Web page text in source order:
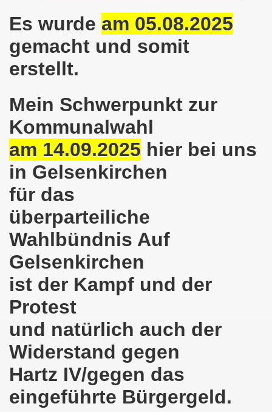
Es wurde am 05.08.2025
gemacht und somit
erstellt.
Mein Schwerpunkt zur
Kommunalwahl
am 14.09.2025 hier bei uns
in Gelsenkirchen
für das
überparteiliche
Wahlbündnis Auf
Gelsenkirchen
ist der Kampf und der
Protest
und natürlich auch der
Widerstand gegen
Hartz IV/gegen das
eingeführte Bürgergeld.
21 Jahre Gelsenkirchener Montagsdemo-
in Gelsenkirchen und es ist zeitgleich am
Bewegung hier bei uns in der Gelsenkirchener
Gelsenkirchener(innen) spenden 523,20 Euro
Montagsdemo-Bewegung am 12.05.2025 am Platz der
Montagsdemo-Bewegung am 14.04.2025 auf dem
Bewegung am 10.03.2025 am Platz der
am 03.02.2025 gegen Rechts in
Bewegung Gelsenkirchen am 13.01.2025 am Platz
solidarisiert sich am 14.10.2024 mit dem Volk
Volk und mit dem libanesischen Volk!
Eisenach: Zeichen gegen Sozialkahlschlag und
Montagsdemonstration am 12.08.2024 - eine
Gelsenkirchen am 12.08.2024 ab 17.30 Uhr - am Platz
am 08.07.2024 Protest gegen Armut,